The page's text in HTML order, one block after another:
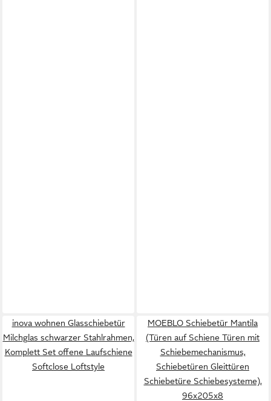
inova wohnen Glasschiebetür
Milchglas schwarzer Stahlrahmen,
Komplett Set offene Laufschiene
Softclose Loftstyle
MOEBLO Schiebetür Mantila
(Türen auf Schiene Türen mit
Schiebemechanismus,
Schiebetüren Gleittüren
Schiebetüre Schiebesysteme),
96x205x8